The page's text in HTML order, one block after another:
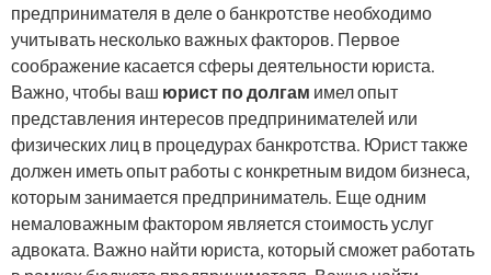
предпринимателя в деле о банкротстве необходимо
учитывать несколько важных факторов. Первое
соображение касается сферы деятельности юриста.
Важно, чтобы ваш юрист по долгам имел опыт
представления интересов предпринимателей или
физических лиц в процедурах банкротства. Юрист также
должен иметь опыт работы с конкретным видом бизнеса,
которым занимается предприниматель. Еще одним
немаловажным фактором является стоимость услуг
адвоката. Важно найти юриста, который сможет работать